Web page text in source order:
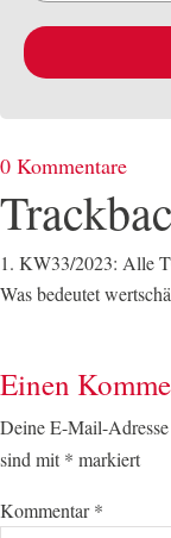
0 Kommentare
KW33/2023: Alle
Was bedeutet
Einen
Deine E-Mail-
sind mit * markiert
Kommentar*